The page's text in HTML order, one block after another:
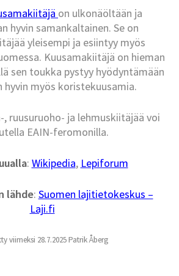
on ulkonäöltään ja
hyvin samankaltainen. Se on
yleisempi ja esiintyy myös
Kuusamakiitäjä on hieman
sen toukka pystyy hyödyntämään
hyvin myös koristekuusamia.
, ruusuruoho- ja lehmuskiitäjää voi
EAIN-feromonilla.
: Wikipedia, Lepiforum
lähde: Suomen lajitietokeskus –
Laji.fi
viimeksi 28.7.2025 Patrik Åberg